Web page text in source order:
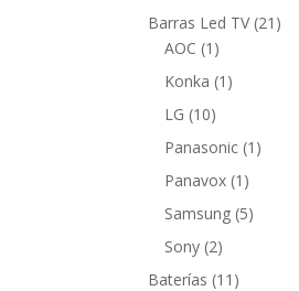
productos
Barras Led TV 21 21
AOC 1 1
producto
Konka 1 1
LG 1010
productos
Panasonic 1 1
Panavox 1 1
producto
Samsung 55
Sony 22
productos
Baterías 11 11